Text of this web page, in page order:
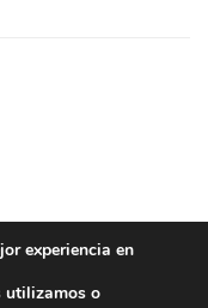
experiencia en
utilizamos o